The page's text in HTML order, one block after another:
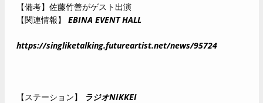
【備考】佐藤竹善がゲスト出演
【関連情報】
EBINA EVENT HALL
https://singliketalking.futureartist.net/news/95724
【ステーション】
ラジオNIKKEI